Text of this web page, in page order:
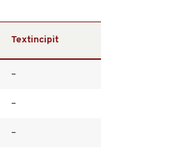
Textincipit
–
–
–